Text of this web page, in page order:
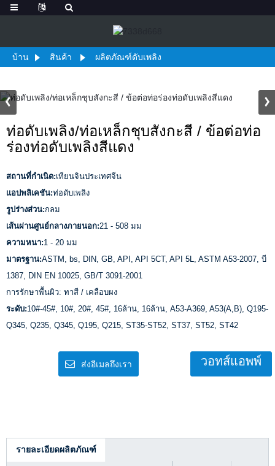
บ้าน สินค้า ผลิตภัณฑ์ดับเพลิง
ท่อดับเพลิง/ท่อเหล็กชุบสังกะสี / ข้อต่อท่อ
ร่องท่อดับเพลิงสีแดง
สถานที่กำเนิด:เทียนจินประเทศจีน
แอปพลิเคชัน:ท่อดับเพลิง
รูปร่างส่วน:กลม
เส้นผ่านศูนย์กลางภายนอก:21 - 508 มม
ความหนา:1 - 20 มม
มาตรฐาน:ASTM, bs, DIN, GB, API, API 5CT, API 5L, ASTM A53-2007, บี
1387, DIN EN 10025, GB/T 3091-2001
การรักษาพื้นผิว: ทาสี / เคลือบผง
ระดับ:10#-45#, 10#, 20#, 45#, 16ล้าน, 16ล้าน, A53-A369, A53(A,B), Q195-
Q345, Q235, Q345, Q195, Q215, ST35-ST52, ST37, ST52, ST42
ส่งอีเมลถึงเรา วอทส์แอพพ์
รายละเอียดผลิตภัณฑ์